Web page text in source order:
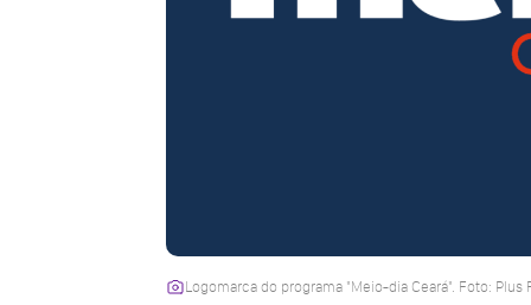
Logomarca do programa "Meio-dia Ceará". Foto: Plus